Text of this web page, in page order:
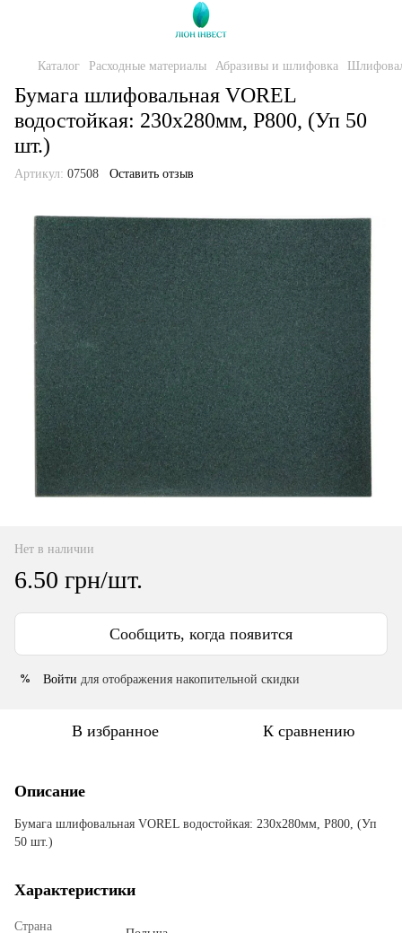
Каталог Расходные материалы Абразивы и шлифовка
Бумага шлифовальная VOREL
водостойкая: 230x280мм, P800, (Уп 50
шт.)
Артикул: 07508 Оставить отзыв
Нет в наличии
6.50 грн/шт.
Сообщить, когда появится
% Войти для отображения накопительной скидки
В избранное К сравнению
Описание
Бумага шлифовальная VOREL водостойкая: 230x280мм, P800, (Уп
50 шт.)
Характеристики
Страна